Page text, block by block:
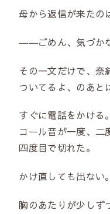
母から返信が来たの
――ごめん、気づかな
その一文だけで、奈
ついてるよ、のあと
すぐに電話をかける。
コール音が一度、二
四度目で切れた。
かけ直しても出ない。
胸のあたりが少しず